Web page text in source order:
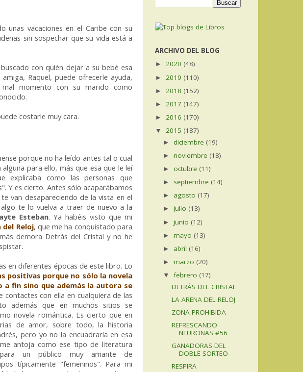
unas vacaciones en el Caribe con su
sin sospechar que su vida está a
con quién dejar a su bebé esa
Raquel, puede ofrecerle ayuda,
momento con su marido como
costarle muy cara.
porque no ha leído antes tal o cual
para ello, más que esa que le leí
como las personas que
Y es cierto. Antes sólo acaparábamos
van desapareciendo de la vista en el
te lo vuelva a traer de nuevo a la
Esteban. Ya habéis visto que mi
del Reloj, que me ha conquistado para
demora Detrás del Cristal y no he
en diferentes épocas de este libro. Lo
positivas porque no sólo la novela
a fin sino que además la autora se
con ella en cualquiera de las
además que en muchos sitios se
novela romántica. Es cierto que en
de amor, sobre todo, la historia
pero yo no la encuadraría en esa
antoja como ese tipo de literatura
un público muy amante de
típicamente "femeninos". Para mi
ARCHIVO DEL BLOG
► 2020 (48)
► 2019 (110)
► 2018 (152)
► 2017 (147)
► 2016 (170)
▼ 2015 (187)
► diciembre (19)
►noviembre (18)
► octubre (11)
► septiembre (14)
► agosto (17)
►julio (13)
►junio (12)
►mayo (13)
► abril (16)
►marzo (20)
▼febrero (17)
DETRÁS DEL CRISTAL
LA ARENA DEL RELOJ
ZONA PROHIBIDA
REFRESCANDO
NEURONAS #56
GANADORAS DEL
DOBLE SORTEO
RESPIRA